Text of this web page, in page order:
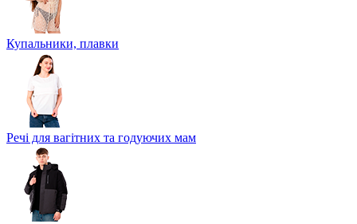
Купальники, плавки
Речі для вагітних та годуючих мам